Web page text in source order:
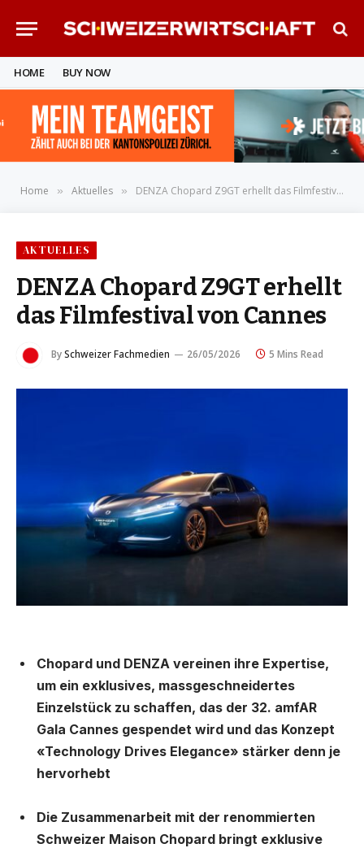
HOME BUY NOW
Home » Aktuelles » DENZA Chopard Z9GT erhellt das Filmfestival von Cannes
AKTUELLES
DENZA Chopard Z9GT erhellt
das Filmfestival von Cannes
BySchweizer Fachmedien 26/05/2026 5 Mins Read
Chopard und DENZA vereinen ihre Expertise,
um ein exklusives, massgeschneidertes
Einzelstück zu schaffen, das der 32. amfAR
Gala Cannes gespendet wird und das Konzept
«Technology Drives Elegance» stärker denn je
hervorhebt
Die Zusammenarbeit mit der renommierten
Schweizer Maison Chopard bringt exklusive